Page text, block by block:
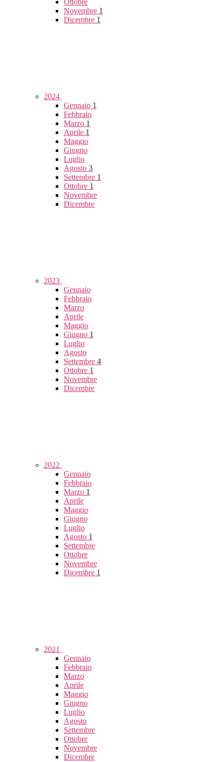
Ottobre
Novembre 1
Dicembre 1
2024
Gennaio 1
Febbraio
Marzo 1
Aprile 1
Maggio
Giugno
Luglio
Agosto 3
Settembre 1
Ottobre 1
Novembre
Dicembre
2023
Gennaio
Febbraio
Marzo
Aprile
Maggio
Giugno 1
Luglio
Agosto
Settembre 4
Ottobre 1
Novembre
Dicembre
2022
Gennaio
Febbraio
Marzo 1
Aprile
Maggio
Giugno
Luglio
Agosto 1
Settembre
Ottobre
Novembre
Dicembre 1
2021
Gennaio
Febbraio
Marzo
Aprile
Maggio
Giugno
Luglio
Agosto
Settembre
Ottobre
Novembre
Dicembre